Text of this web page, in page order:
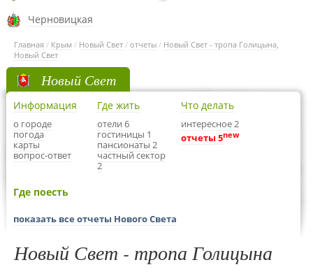
Черновицкая
Главная / Крым / Новый Свет / отчеты / Новый Свет - тропа Голицына,
Новый Свет
Новый Свет
Информация
о городе
погода
карты
вопрос-ответ
Где жить
отели 6
гостиницы 1
пансионаты 2
частный сектор
2
Что делать
интересное 2
отчеты 5new
Где поесть
показать все отчеты Нового Света
Новый Свет - тропа Голицына